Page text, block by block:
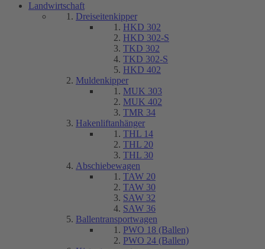
Landwirtschaft
Dreiseitenkipper
HKD 302
HKD 302-S
TKD 302
TKD 302-S
HKD 402
Muldenkipper
MUK 303
MUK 402
TMR 34
Hakenliftanhänger
THL 14
THL 20
THL 30
Abschiebewagen
TAW 20
TAW 30
SAW 32
SAW 36
Ballentransportwagen
PWO 18 (Ballen)
PWO 24 (Ballen)